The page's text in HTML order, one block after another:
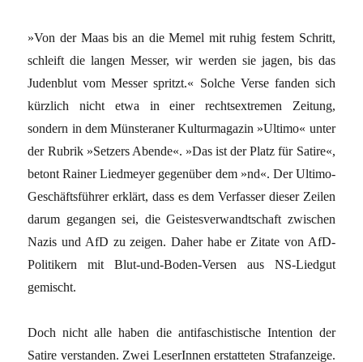
»Von der Maas bis an die Memel mit ruhig festem Schritt,
schleift die langen Messer, wir werden sie jagen, bis das
Judenblut vom Messer spritzt.« Solche Verse fanden sich
kürzlich nicht etwa in einer rechtsextremen Zeitung,
sondern in dem Münsteraner Kulturmagazin »Ultimo« unter
der Rubrik »Setzers Abende«. »Das ist der Platz für Satire«,
betont Rainer Liedmeyer gegenüber dem »nd«. Der Ultimo-
Geschäftsführer erklärt, dass es dem Verfasser dieser Zeilen
darum gegangen sei, die Geistesverwandtschaft zwischen
Nazis und AfD zu zeigen. Daher habe er Zitate von AfD-
Politikern mit Blut-und-Boden-Versen aus NS-Liedgut
gemischt.
Doch nicht alle haben die antifaschistische Intention der
Satire verstanden. Zwei LeserInnen erstatteten Strafanzeige.